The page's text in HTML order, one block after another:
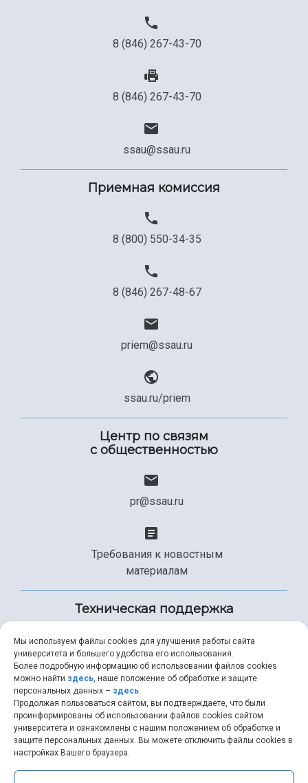
8 (846) 267-43-70
8 (846) 267-43-70
ssau@ssau.ru
Приемная комиссия
8 (800) 550-34-35
8 (846) 267-48-67
priem@ssau.ru
ssau.ru/priem
Центр по связям
с общественностью
pr@ssau.ru
Требования к новостным
материалам
Техническая поддержка
+7 (846) 267-49-99
help@ssau.ru
Мы используем файлы cookies для улучшения работы сайта
университета и большего удобства его использования.
Более подробную информацию об использовании файлов cookies
можно найти здесь, наше положение об обработке и защите
персональных данных – здесь.
Продолжая пользоваться сайтом, вы подтверждаете, что были
проинформированы об использовании файлов cookies сайтом
университета и ознакомлены с нашим положением об обработке и
защите персональных данных. Вы можете отключить файлы cookies в
настройках Вашего браузера.